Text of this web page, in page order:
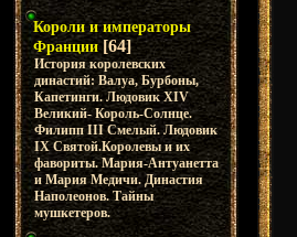
Короли и императоры
Франции [64]
История королевских
династий: Валуа, Бурбоны,
Капетинги. Людовик XIV
Великий- Король-Солнце.
Филипп III Смелый. Людовик
IX Святой.Королевы и их
фавориты. Мария-Антуанетта
и Мария Медичи. Династия
Наполеонов. Тайны
мушкетеров.